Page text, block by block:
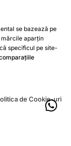
se bazează pe
aparțin
specificul pe site-
de Cookie-uri